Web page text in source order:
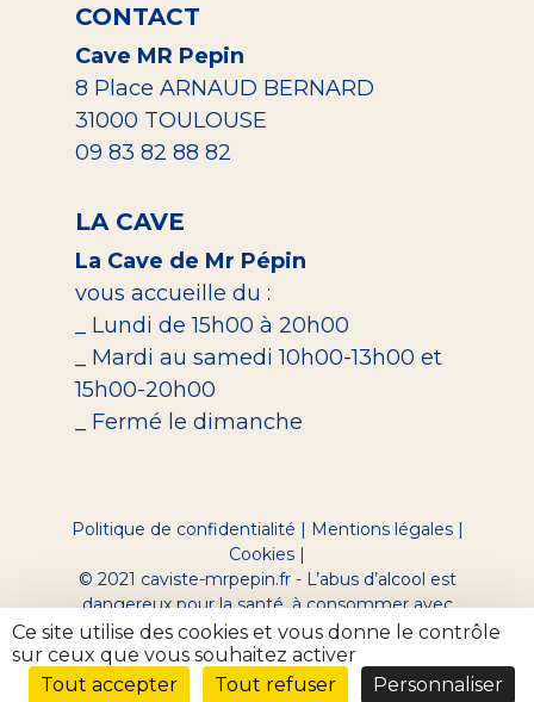
CONTACT
Cave MR Pepin
8 Place ARNAUD BERNARD
31000 TOULOUSE
09 83 82 88 82
LA CAVE
La Cave de Mr Pépin
vous accueille du :
_ Lundi de 15h00 à 20h00
_ Mardi au samedi 10h00-13h00 et
15h00-20h00
_ Fermé le dimanche
Politique de confidentialité | Mentions légales|
Cookies |
© 2021 caviste-mrpepin.fr - L’abus d’alcool est
dangereux pour la santé, à consommer avec
modération.
Site réalisé par Digeek
Ce site utilise des cookies et vous donne le contrôle
sur ceux que vous souhaitez activer
Tout accepter
Tout refuser Personnaliser